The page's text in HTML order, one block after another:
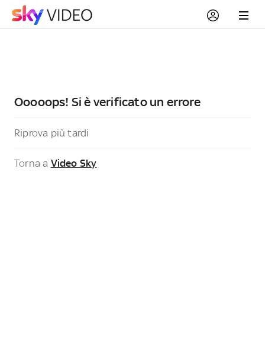
Ooooops! Si è verificato un errore
Riprova più tardi
Torna a Video Sky